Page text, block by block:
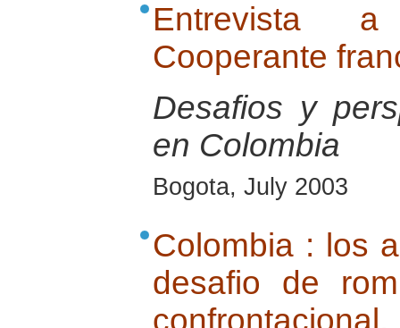
Entrevista
Cooperante
Desafios y
en Colombia
Bogota, July 2003
Colombia : los
desafio de